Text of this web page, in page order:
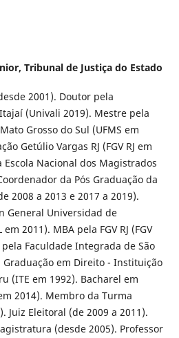
Tribunal de Justiça do Estado
2001). Doutor pela
(Univali 2019). Mestre pela
Grosso do Sul (UFMS em
Getúlio Vargas RJ (FGV RJ em
Nacional dos Magistrados
da Pós Graduação da
2008 a 2013 e 2017 a 2019).
General Universidad de
2011). MBA pela FGV RJ (FGV
Faculdade Integrada de São
Graduação em Direito - Instituição
(ITE em 1992). Bacharel em
2014). Membro da Turma
Juiz Eleitoral (de 2009 a 2011).
(desde 2005). Professor